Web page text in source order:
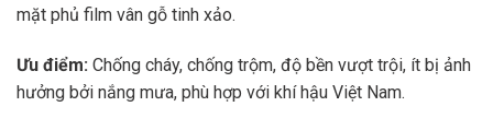
mặt phủ film vân gỗ tinh xảo.
Ưu điểm: Chống cháy, chống trộm, độ bền vượt trội, ít bị ảnh
hưởng bởi nắng mưa, phù hợp với khí hậu Việt Nam.